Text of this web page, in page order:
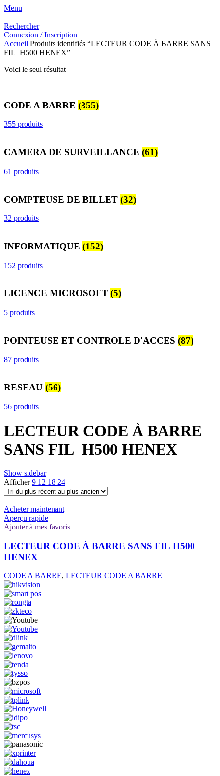
Menu
Rechercher
Connexion / Inscription
Accueil Produits identifiés “LECTEUR CODE À BARRE SANS
FIL H500 HENEX”
Voici le seul résultat
CODE A BARRE (355)
355 produits
CAMERA DE SURVEILLANCE (61)
61 produits
COMPTEUSE DE BILLET (32)
32 produits
INFORMATIQUE (152)
152 produits
LICENCE MICROSOFT (5)
5 produits
POINTEUSE ET CONTROLE D'ACCES (87)
87 produits
RESEAU (56)
56 produits
LECTEUR CODE À BARRE
SANS FIL H500 HENEX
Show sidebar
Afficher9 12 18 24
Acheter maintenant
Aperçu rapide
Ajouter à mes favoris
LECTEUR CODE À BARRE SANS FIL H500
HENEX
CODE A BARRE, LECTEUR CODE A BARRE